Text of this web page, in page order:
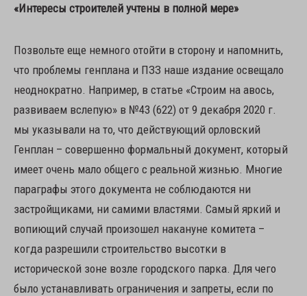
«Интересы строителей учтены в полной мере»
Позвольте еще немного отойти в сторону и напомнить,
что проблемы генплана и ПЗЗ наше издание освещало
неоднократно. Например, в статье «Строим на авось,
развиваем вслепую» в №43 (622) от 9 декабря 2020 г.
мы указывали на то, что действующий орловский
Генплан – совершенно формальный документ, который
имеет очень мало общего с реальной жизнью. Многие
параграфы этого документа не соблюдаются ни
застройщиками, ни самими властями. Самый яркий и
вопиющий случай произошел накануне комитета –
когда разрешили строительство высотки в
исторической зоне возле городского парка. Для чего
было устанавливать ограничения и запреты, если по